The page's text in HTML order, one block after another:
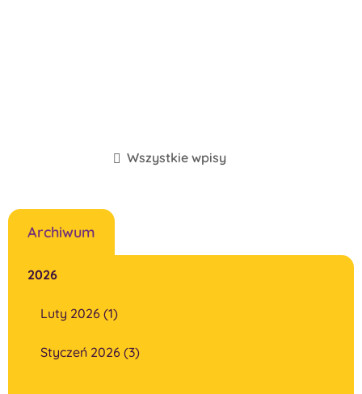
Wszystkie wpisy
Archiwum
2026
Luty 2026 (1)
Styczeń 2026 (3)